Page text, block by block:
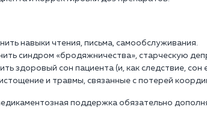
навыки чтения, письма, самообслуживания.
синдром «бродяжничества», старческую
здоровый сон пациента (и, как следствие, сон
и травмы, связанные с потерей
поддержка обязательно